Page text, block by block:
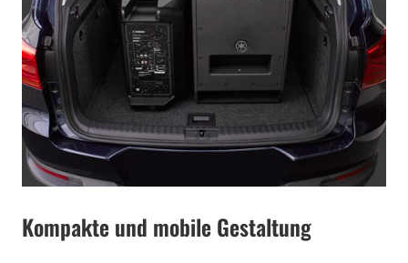
Kompakte und mobile Gestaltung